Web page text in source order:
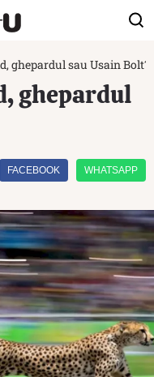
ghepardul sau Usain Bolt?
ghepardul
FACEBOOK WHATSAPP